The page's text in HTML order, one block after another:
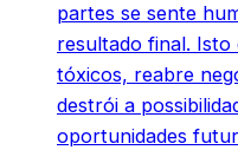
partes se sente
resultado final.
tóxicos, reabre
destrói a
oportunidades